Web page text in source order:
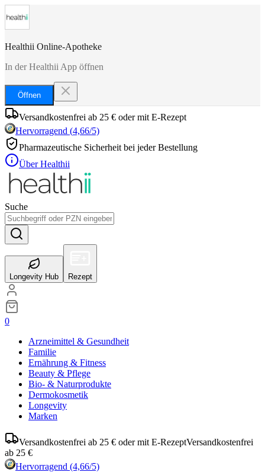
Healthii Online-Apotheke
In der Healthii App öffnen
Öffnen
Versandkostenfrei ab 25 € oder mit E-Rezept
Hervorragend (4,66/5)
Pharmazeutische Sicherheit bei jeder Bestellung
Über Healthii
Suche
Longevity Hub Rezept
0
Arzneimittel & Gesundheit
Familie
Ernährung & Fitness
Beauty & Pflege
Bio- & Naturprodukte
Dermokosmetik
Longevity
Marken
Versandkostenfrei ab 25 € oder mit E-RezeptVersandkostenfrei
ab 25 €
Hervorragend (4,66/5)